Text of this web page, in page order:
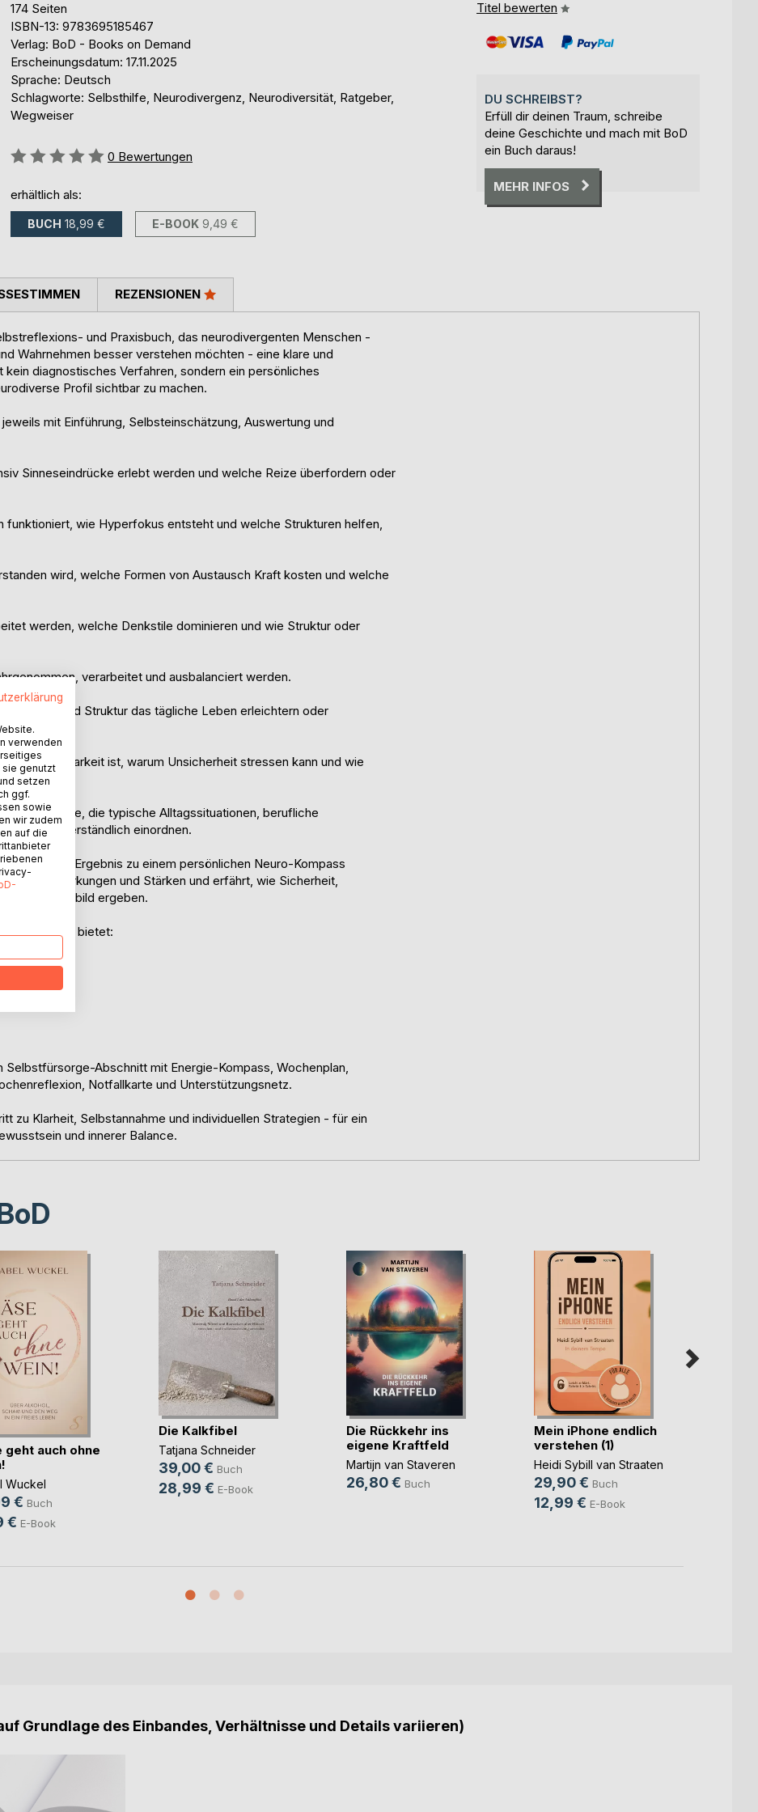
174 Seiten
ISBN-13: 9783695185467
Verlag: BoD - Books on Demand
Erscheinungsdatum: 17.11.2025
Sprache: Deutsch
Schlagworte: Selbsthilfe, Neurodivergenz, Neurodiversität, Ratgeber,
Wegweiser
Bewertung::
0 Bewertungen
erhältlich als:
BUCH 18,99 € E-BOOK 9,49 €
Titel bewerten
DU SCHREIBST?
Erfüll dir deinen Traum, schreibe
deine Geschichte und mach mit BoD
ein Buch daraus!
MEHR INFOS
und Praxisbuch, das neurodivergenten Menschen -
Wahrnehmen besser verstehen möchten - eine klare und
diagnostisches Verfahren, sondern ein persönliches
Profil sichtbar zu machen.
mit Einführung, Selbsteinschätzung, Auswertung und
Sinneseindrücke erlebt werden und welche Reize überfordern oder
wie Hyperfokus entsteht und welche Strukturen helfen,
wird, welche Formen von Austausch Kraft kosten und welche
werden, welche Denkstile dominieren und wie Struktur oder
verarbeitet und ausbalanciert werden.
und Struktur das tägliche Leben erleichtern oder
ist, warum Unsicherheit stressen kann und wie
Fallbeispiele, die typische Alltagssituationen, berufliche
Kontexte verständlich einordnen.
Ergebnis zu einem persönlichen Neuro-Kompass
und Stärken und erfährt, wie Sicherheit,
ein Gesamtbild ergeben.
ins Handeln" bietet:
Abschnitt mit Energie-Kompass, Wochenplan,
Notfallkarte und Unterstützungsnetz.
zu Klarheit, Selbstannahme und individuellen Strategien - für ein
und innerer Balance.
REZENSIONEN
geht auch ohne
Wuckel
€ Buch
€ E-Book
Die Kalkfibel
Tatjana Schneider
39,00 € Buch
28,99 € E-Book
Die Rückkehr ins
eigene Kraftfeld
Martijn van Staveren
26,80 € Buch
Mein iPhone endlich
verstehen (1)
Heidi Sybill van Straaten
29,90 € Buch
12,99 € E-Book
Grundlage des Einbandes, Verhältnisse und Details variieren)
verwenden
sie genutzt
setzen
ggf.
sowie
wir zudem
auf die